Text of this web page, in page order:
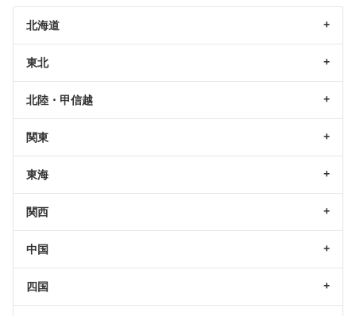
北海道
東北
北陸・甲信越
関東
東海
関西
中国
四国